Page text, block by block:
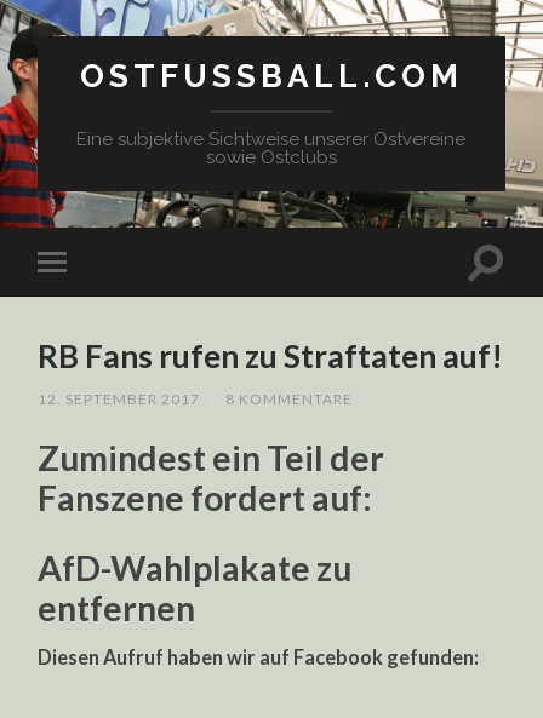
OSTFUSSBALL.COM
Eine subjektive Sichtweise unserer Ostvereine
sowie Ostclubs
RB Fans rufen zu Straftaten auf!
12. SEPTEMBER 2017 8 KOMMENTARE
Zumindest ein Teil der
Fanszene fordert auf:
AfD-Wahlplakate zu
entfernen
Diesen Aufruf haben wir auf Facebook gefunden: